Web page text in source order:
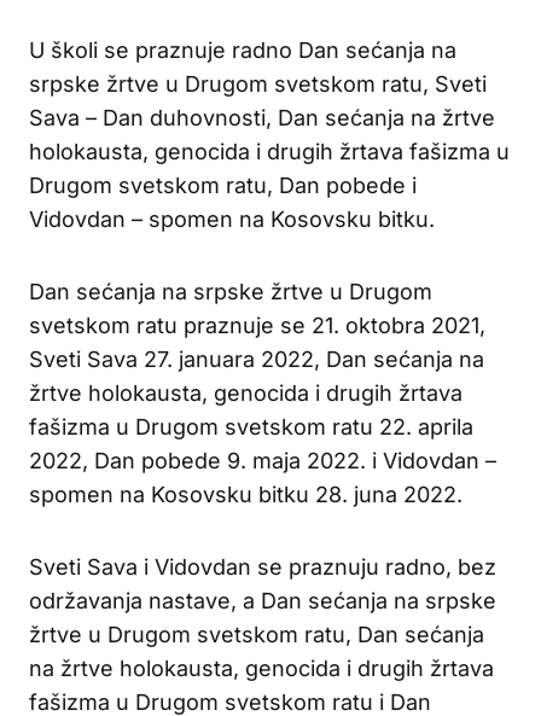
U školi se praznuje radno Dan sećanja na
srpske žrtve u Drugom svetskom ratu, Sveti
Sava – Dan duhovnosti, Dan sećanja na žrtve
holokausta, genocida i drugih žrtava fašizma u
Drugom svetskom ratu, Dan pobede i
Vidovdan – spomen na Kosovsku bitku.
Dan sećanja na srpske žrtve u Drugom
svetskom ratu praznuje se 21. oktobra 2021,
Sveti Sava 27. januara 2022, Dan sećanja na
žrtve holokausta, genocida i drugih žrtava
fašizma u Drugom svetskom ratu 22. aprila
2022, Dan pobede 9. maja 2022. i Vidovdan –
spomen na Kosovsku bitku 28. juna 2022.
Sveti Sava i Vidovdan se praznuju radno, bez
održavanja nastave, a Dan sećanja na srpske
žrtve u Drugom svetskom ratu, Dan sećanja
na žrtve holokausta, genocida i drugih žrtava
fašizma u Drugom svetskom ratu i Dan